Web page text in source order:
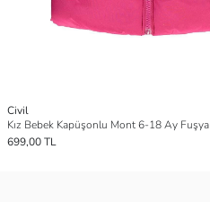
Civil
Kız Bebek Kapüşonlu Mont 6-18 Ay Fuşya
699,00 TL